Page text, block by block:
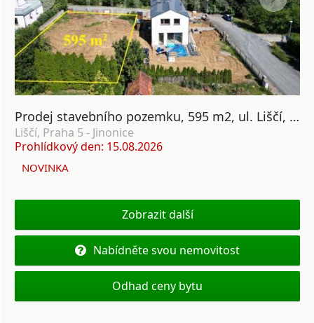
Prodej stavebního pozemku, 595 m2, ul. Liščí, Nová Ves, Praha 5
Liščí, Praha 5 - Jinonice
Prohlídkový den: 15.08.2026
NOVINKA
Zobrazit další
Nabídněte svou nemovitost
Odhad ceny bytu